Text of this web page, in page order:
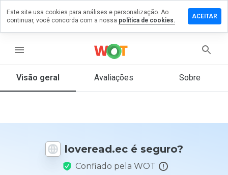
menu
Visão geral Avaliações Sobre
loveread.ec é seguro?
Confiado pela WOT
um
que
Este site usa cookies para análises e personalização. Ao
continuar, você concorda com a nossa política de cookies.
ACEITAR